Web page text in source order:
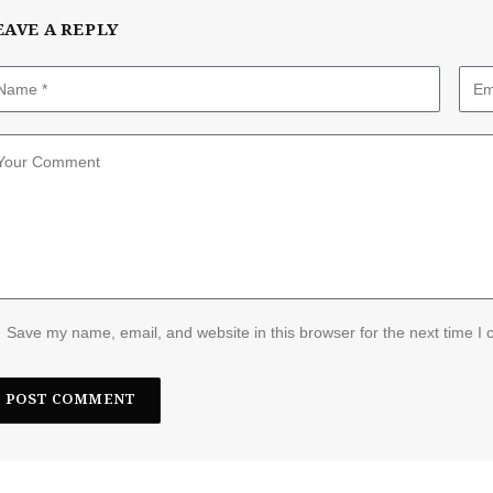
A REPLY
Save my name, email, and website in this browser for the next time I